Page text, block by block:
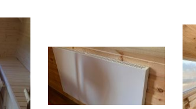
двери — деревянные одностворчатые,
и потолков внутри влажных
— деревянная одностворчатая, из